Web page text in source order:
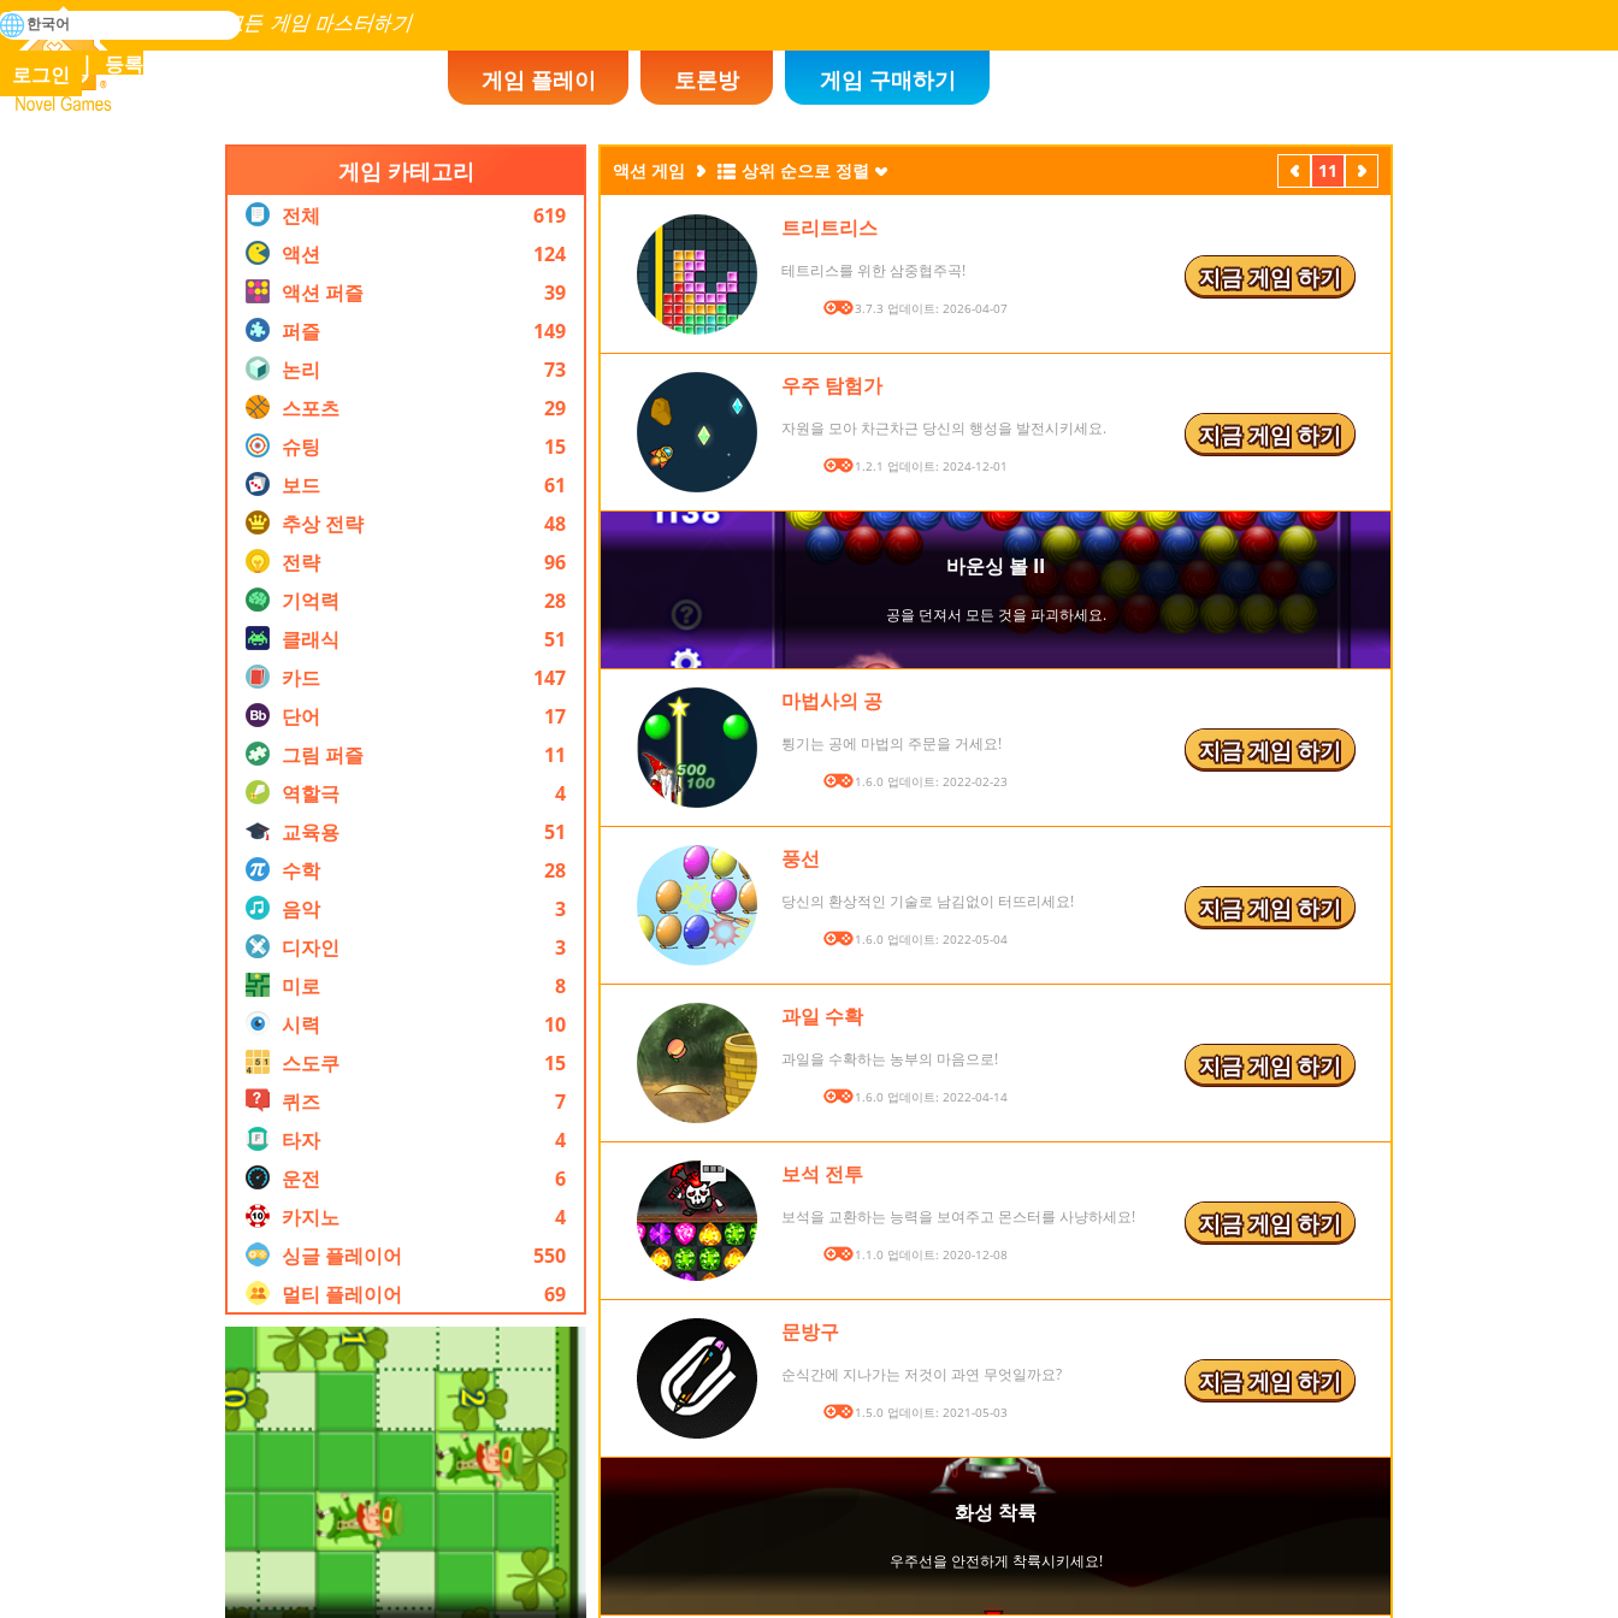
Novel Games
인류 역사에 존재하는 모든 게임 마스터하기
검
색
게임 플레이 토론방 게임 구매하기
로그인 등록
한국어
게임 카테고리
전체
619
액션
124
액션 퍼즐
39
퍼즐
149
논리
73
스포츠
29
슈팅
15
보드
61
추상 전략
48
전략
96
기억력
28
클래식
51
카드
147
단어
17
그림 퍼즐
11
역할극
4
교육용
51
수학
28
음악
3
디자인
3
미로
8
시력
10
스도쿠
15
퀴즈
7
타자
4
운전
6
카지노
4
싱글 플레이어
550
멀티 플레이어
69
액션 게임 상위 순으로 정렬
이
전
11
다
음
트리트리스
테트리스를 위한 삼중협주곡!
버전: 3.7.3 업데이트: 2026-04-07
지금 게임 하기
우주 탐험가
자원을 모아 차근차근 당신의 행성을 발전시키세요.
버전: 1.2.1 업데이트: 2024-12-01
지금 게임 하기
마법사의 공
튕기는 공에 마법의 주문을 거세요!
버전: 1.6.0 업데이트: 2022-02-23
지금 게임 하기
풍선
당신의 환상적인 기술로 남김없이 터뜨리세요!
버전: 1.6.0 업데이트: 2022-05-04
지금 게임 하기
과일 수확
과일을 수확하는 농부의 마음으로!
버전: 1.6.0 업데이트: 2022-04-14
지금 게임 하기
보석 전투
보석을 교환하는 능력을 보여주고 몬스터를 사냥하세요!
버전: 1.1.0 업데이트: 2020-12-08
지금 게임 하기
문방구
순식간에 지나가는 저것이 과연 무엇일까요?
버전: 1.5.0 업데이트: 2021-05-03
지금 게임 하기